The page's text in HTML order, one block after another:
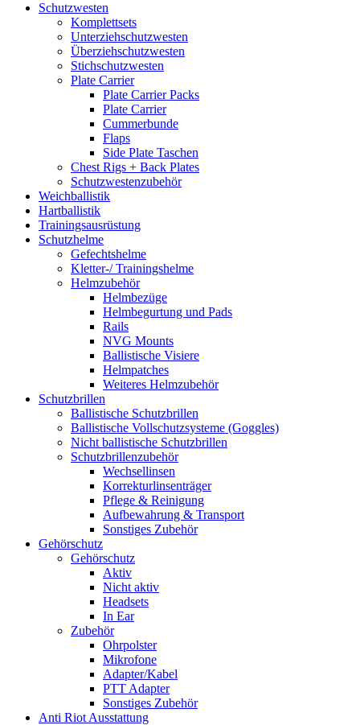
Schutzwesten
Komplettsets
Unterziehschutzwesten
Überziehschutzwesten
Stichschutzwesten
Plate Carrier
Plate Carrier Packs
Plate Carrier
Cummerbunde
Flaps
Side Plate Taschen
Chest Rigs + Back Plates
Schutzwestenzubehör
Weichballistik
Hartballistik
Trainingsausrüstung
Schutzhelme
Gefechtshelme
Kletter-/ Trainingshelme
Helmzubehör
Helmbezüge
Helmbegurtung und Pads
Rails
NVG Mounts
Ballistische Visiere
Helmpatches
Weiteres Helmzubehör
Schutzbrillen
Ballistische Schutzbrillen
Ballistische Vollschutzsysteme (Goggles)
Nicht ballistische Schutzbrillen
Schutzbrillenzubehör
Wechsellinsen
Korrekturlinsenträger
Pflege & Reinigung
Aufbewahrung & Transport
Sonstiges Zubehör
Gehörschutz
Gehörschutz
Aktiv
Nicht aktiv
Headsets
In Ear
Zubehör
Ohrpolster
Mikrofone
Adapter/Kabel
PTT Adapter
Sonstiges Zubehör
Anti Riot Ausstattung